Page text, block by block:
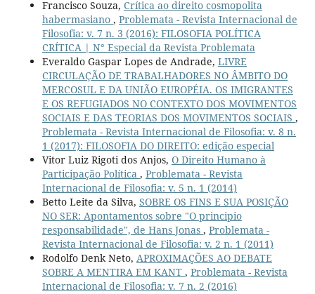
Francisco Souza, Crítica ao direito cosmopolita
habermasiano , Problemata - Revista Internacional de
Filosofia: v. 7 n. 3 (2016): FILOSOFIA POLÍTICA
CRÍTICA | N° Especial da Revista Problemata
Everaldo Gaspar Lopes de Andrade, LIVRE
CIRCULAÇÃO DE TRABALHADORES NO ÂMBITO DO
MERCOSUL E DA UNIÃO EUROPÉIA. OS IMIGRANTES
E OS REFUGIADOS NO CONTEXTO DOS MOVIMENTOS
SOCIAIS E DAS TEORIAS DOS MOVIMENTOS SOCIAIS ,
Problemata - Revista Internacional de Filosofia: v. 8 n.
1 (2017): FILOSOFIA DO DIREITO: edição especial
Vitor Luiz Rigoti dos Anjos, O Direito Humano à
Participação Política , Problemata - Revista
Internacional de Filosofia: v. 5 n. 1 (2014)
Betto Leite da Silva, SOBRE OS FINS E SUA POSIÇÃO
NO SER: Apontamentos sobre "O principio
responsabilidade", de Hans Jonas , Problemata -
Revista Internacional de Filosofia: v. 2 n. 1 (2011)
Rodolfo Denk Neto, APROXIMAÇÕES AO DEBATE
SOBRE A MENTIRA EM KANT , Problemata - Revista
Internacional de Filosofia: v. 7 n. 2 (2016)